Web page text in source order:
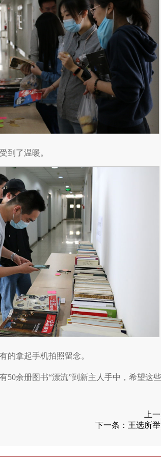
到了温暖。
的拿起手机拍照留念。
50余册图书“漂流”到新主人手中，希望这
上
下一条： 王选所